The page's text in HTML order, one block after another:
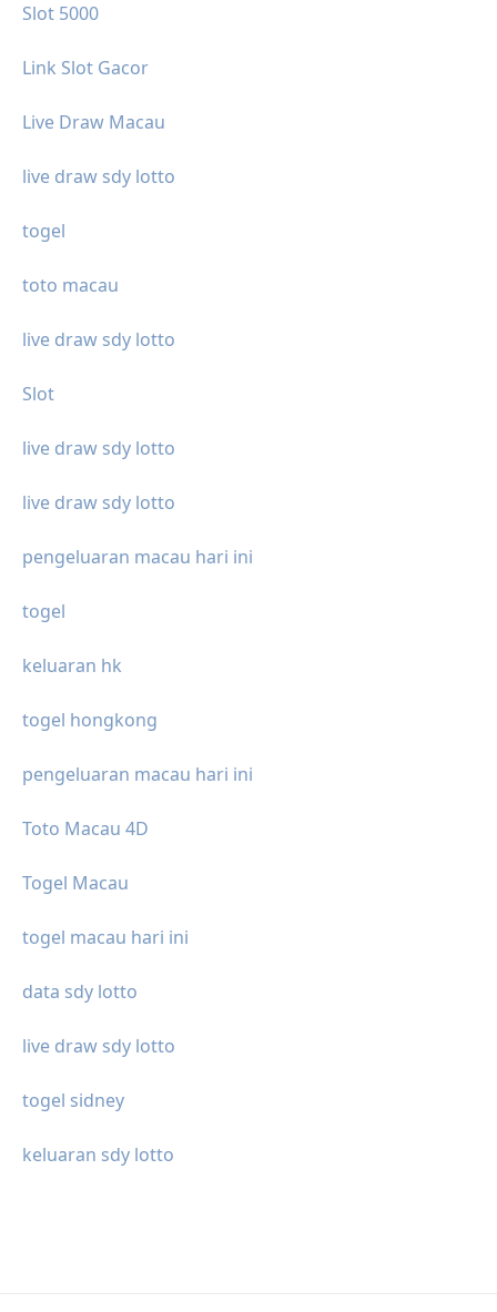
Slot 5000
Link Slot Gacor
Live Draw Macau
live draw sdy lotto
togel
toto macau
live draw sdy lotto
Slot
live draw sdy lotto
live draw sdy lotto
pengeluaran macau hari ini
togel
keluaran hk
togel hongkong
pengeluaran macau hari ini
Toto Macau 4D
Togel Macau
togel macau hari ini
data sdy lotto
live draw sdy lotto
togel sidney
keluaran sdy lotto